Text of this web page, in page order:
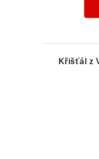
Křišťál z